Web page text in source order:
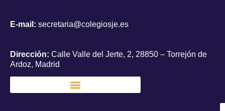
E-mail: secretaria@colegiosje.es
Dirección: Calle Valle del Jerte, 2, 28850 – Torrejón de
Ardoz, Madrid